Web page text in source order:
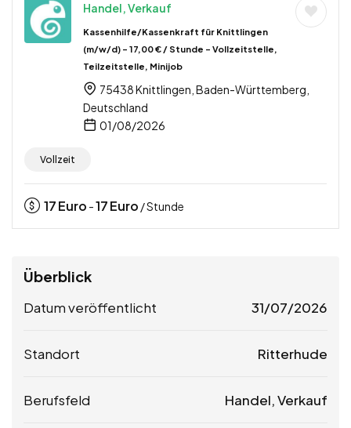
Handel, Verkauf
Kassenhilfe/Kassenkraft für Knittlingen
(m/w/d) – 17,00 € / Stunde – Vollzeitstelle,
Teilzeitstelle, Minijob
75438 Knittlingen, Baden-Württemberg,
Deutschland
01/08/2026
Vollzeit
17Euro -17Euro / Stunde
Überblick
Datum veröffentlicht 31/07/2026
Standort Ritterhude
Berufsfeld Handel, Verkauf